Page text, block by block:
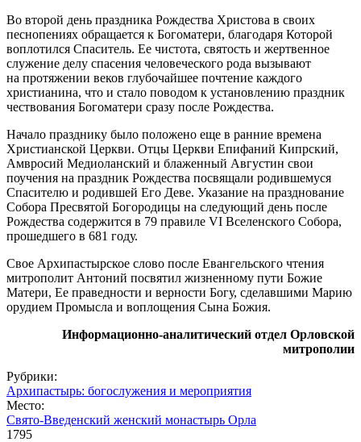
Во второй день праздника Рождества Христова в своих
песнопениях обращается к Богоматери, благодаря Которой
воплотился Спаситель. Ее чистота, святость и жертвенное
служение делу спасения человеческого рода вызывают
на протяжении веков глубочайшее почтение каждого
христианина, что и стало поводом к установлению праздник
чествования Богоматери сразу после Рождества.
Начало празднику было положено еще в ранние времена
Христианской Церкви. Отцы Церкви Епифаний Кипрский,
Амвросий Медиоланский и блаженный Августин свои
поучения на праздник Рождества посвящали родившемуся
Спасителю и родившей Его Деве. Указание на празднование
Собора Пресвятой Богородицы на следующий день после
Рождества содержится в 79 правиле VI Вселенского Собора,
прошедшего в 681 году.
Свое Архипастырское слово после Евангельского чтения
митрополит Антоний посвятил жизненному пути Божие
Матери, Ее праведности и верности Богу, сделавшими Марию
орудием Промысла и воплощения Сына Божия.
Информационно-аналитический отдел Орловской
митрополии
Рубрики:
Архипастырь: богослужения и мероприятия
Место:
Свято-Введенский женский монастырь Орла
1795